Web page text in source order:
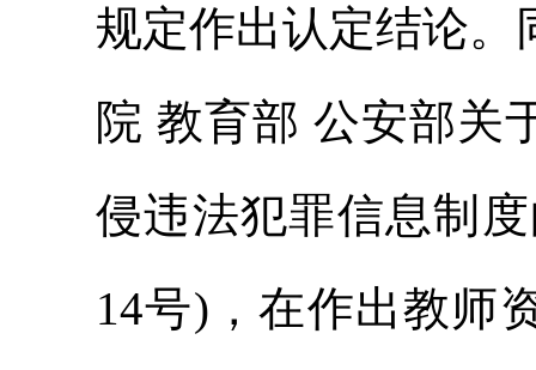
规定作出认定结论
院 教育部 公安部关
侵违法犯罪信息制
14号)，在作出教师